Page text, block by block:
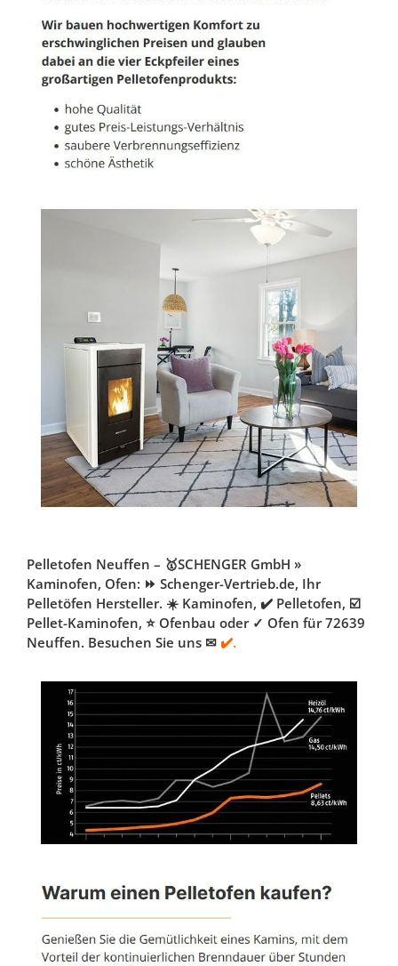
Pelletofen Neuffen – 🥇SCHENGER GmbH »
Kaminofen, Ofen: ⏩ Schenger-Vertrieb.de, Ihr
Pelletöfen Hersteller. ☀️ Kaminofen, ✔️ Pelletofen, ☑️
Pellet-Kaminofen, ⭐ Ofenbau oder ✓ Ofen für 72639
Neuffen. Besuchen Sie uns ✉ ✔️.